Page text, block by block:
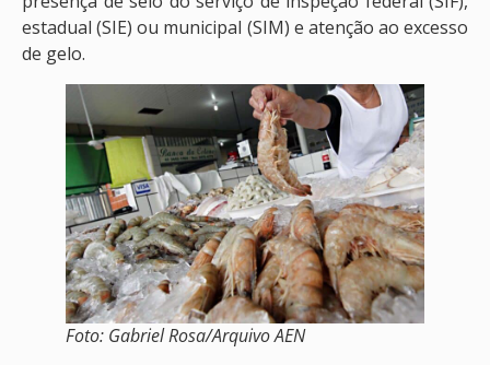
estadual (SIE) ou municipal (SIM) e atenção ao excesso
de gelo.
Foto: Gabriel Rosa/Arquivo AEN